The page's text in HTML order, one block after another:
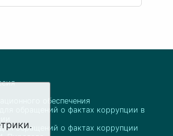
обеспечения
для обращений о фактах коррупции в
обращений о фактах коррупции